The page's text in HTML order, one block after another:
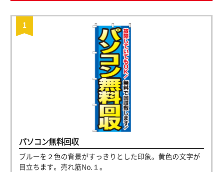
パソコン無料回収
ブルーを２色の背景がすっきりとした印象。黄色の文字が
目立ちます。売れ筋No.１。